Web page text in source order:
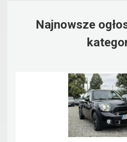
Najnowsze